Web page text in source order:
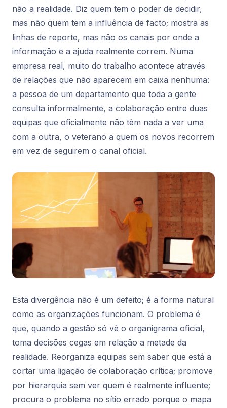
não a realidade. Diz quem tem o poder de decidir,
mas não quem tem a influência de facto; mostra as
linhas de reporte, mas não os canais por onde a
informação e a ajuda realmente correm. Numa
empresa real, muito do trabalho acontece através
de relações que não aparecem em caixa nenhuma:
a pessoa de um departamento que toda a gente
consulta informalmente, a colaboração entre duas
equipas que oficialmente não têm nada a ver uma
com a outra, o veterano a quem os novos recorrem
em vez de seguirem o canal oficial.
Esta divergência não é um defeito; é a forma natural
como as organizações funcionam. O problema é
que, quando a gestão só vê o organigrama oficial,
toma decisões cegas em relação a metade da
realidade. Reorganiza equipas sem saber que está a
cortar uma ligação de colaboração crítica; promove
por hierarquia sem ver quem é realmente influente;
procura o problema no sítio errado porque o mapa